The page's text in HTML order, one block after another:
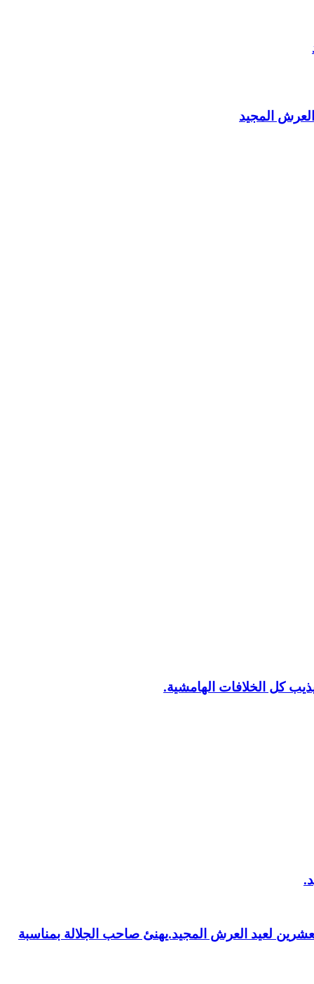
كل الخلافات الهامشية.
لعيد العرش المجيد.يهنئ صاحب الجلالة بمناسبة